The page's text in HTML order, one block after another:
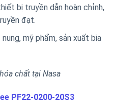
bị truyền dẫn hoàn chỉnh,
đạt.
mỹ phẩm, sản xuất bia
chất tại Nasa
PF22-0200-20S3